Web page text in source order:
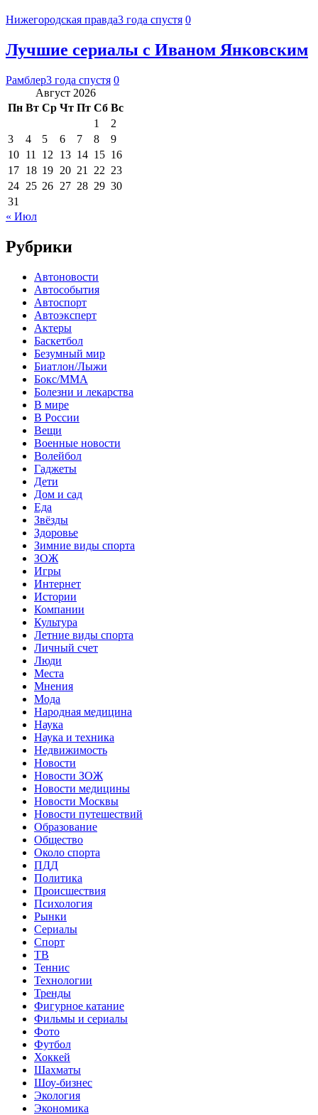
Нижегородская правда3 года спустя 0
Лучшие сериалы с Иваном Янковским
Рамблер3 года спустя 0
Август 2026
Пн Вт Ср Чт Пт Сб Вс
1
2
3
4 5 6 7 8
9
10 11 12 13 14 15 16
17 18 19 20 21 22 23
24 25 26 27 28 29 30
31
« Июл
Рубрики
Автоновости
Автособытия
Автоспорт
Автоэксперт
Актеры
Баскетбол
Безумный мир
Биатлон/Лыжи
Бокс/MMA
Болезни и лекарства
В мире
В России
Вещи
Военные новости
Волейбол
Гаджеты
Дети
Дом и сад
Еда
Звёзды
Здоровье
Зимние виды спорта
ЗОЖ
Игры
Интернет
Истории
Компании
Культура
Летние виды спорта
Личный счет
Люди
Места
Мнения
Мода
Народная медицина
Наука
Наука и техника
Недвижимость
Новости
Новости ЗОЖ
Новости медицины
Новости Москвы
Новости путешествий
Образование
Общество
Около спорта
ПДД
Политика
Происшествия
Психология
Рынки
Сериалы
Спорт
ТВ
Теннис
Технологии
Тренды
Фигурное катание
Фильмы и сериалы
Фото
Футбол
Хоккей
Шахматы
Шоу-бизнес
Экология
Экономика